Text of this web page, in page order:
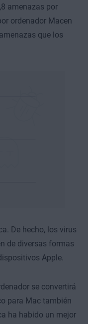
amenazas por
ordenador Macen
que los
De hecho, los virus
de diversas formas
Apple.
se convertirá
para Mac también
ha habido un mejor